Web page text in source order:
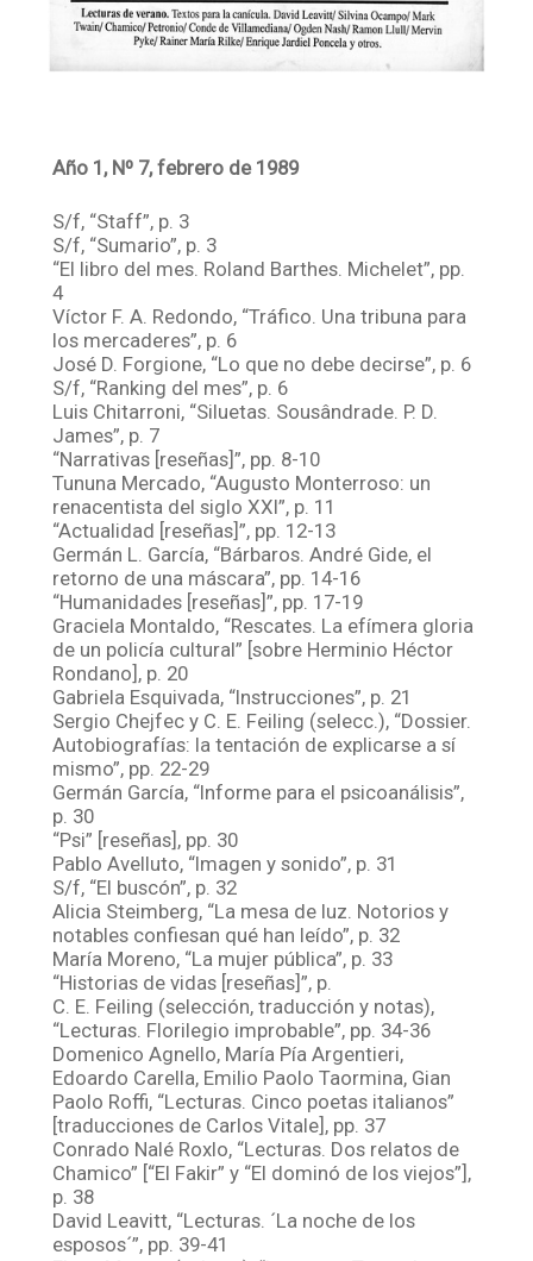
Año 1, Nº 7, febrero de 1989
S/f, “Staff”, p. 3
S/f, “Sumario”, p. 3
“El libro del mes. Roland Barthes. Michelet”, pp.
4
Víctor F. A. Redondo, “Tráfico. Una tribuna para
los mercaderes”, p. 6
José D. Forgione, “Lo que no debe decirse”, p. 6
S/f, “Ranking del mes”, p. 6
Luis Chitarroni, “Siluetas. Sousândrade. P. D.
James”, p. 7
“Narrativas [reseñas]”, pp. 8-10
Tununa Mercado, “Augusto Monterroso: un
renacentista del siglo XXI”, p. 11
“Actualidad [reseñas]”, pp. 12-13
Germán L. García, “Bárbaros. André Gide, el
retorno de una máscara”, pp. 14-16
“Humanidades [reseñas]”, pp. 17-19
Graciela Montaldo, “Rescates. La efímera gloria
de un policía cultural” [sobre Herminio Héctor
Rondano], p. 20
Gabriela Esquivada, “Instrucciones”, p. 21
Sergio Chejfec y C. E. Feiling (selecc.), “Dossier.
Autobiografías: la tentación de explicarse a sí
mismo”, pp. 22-29
Germán García, “Informe para el psicoanálisis”,
p. 30
“Psi” [reseñas], pp. 30
Pablo Avelluto, “Imagen y sonido”, p. 31
S/f, “El buscón”, p. 32
Alicia Steimberg, “La mesa de luz. Notorios y
notables confiesan qué han leído”, p. 32
María Moreno, “La mujer pública”, p. 33
“Historias de vidas [reseñas]”, p.
C. E. Feiling (selección, traducción y notas),
“Lecturas. Florilegio improbable”, pp. 34-36
Domenico Agnello, María Pía Argentieri,
Edoardo Carella, Emilio Paolo Taormina, Gian
Paolo Roffi, “Lecturas. Cinco poetas italianos”
[traducciones de Carlos Vitale], pp. 37
Conrado Nalé Roxlo, “Lecturas. Dos relatos de
Chamico” [“El Fakir” y “El dominó de los viejos”],
p. 38
David Leavitt, “Lecturas. ´La noche de los
esposos´”, pp. 39-41